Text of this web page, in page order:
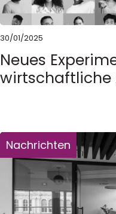
30/01/2025
Neues
wirtschaftliche
Nachrichten